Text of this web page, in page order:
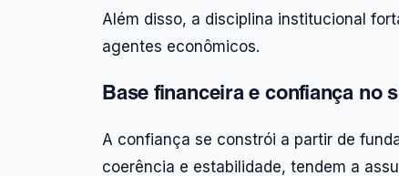
Além disso, a disciplina institucional
agentes econômicos.
Base financeira e confiança no
A confiança se constrói a partir de
coerência e estabilidade, tendem a